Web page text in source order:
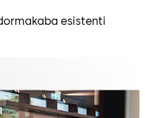
esistenti